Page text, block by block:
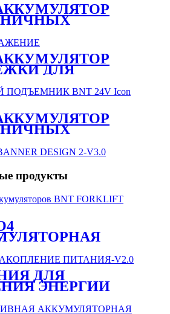
СЕРИИ 48 В
ДЛЯ
48 В
продукты
СЕРИИ 24
ДЛЯ
ЭНЕРГИИ